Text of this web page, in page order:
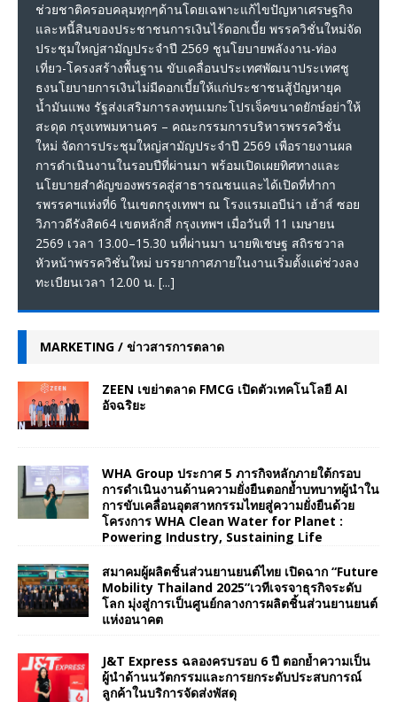
ช่วยชาติครอบคลุมทุกๆด้านโดยเฉพาะแก้ไขปัญหาเศรษฐกิจ
และหนี้สินของประชาชนการเงินไร้ดอกเบี้ย พรรควิชั่นใหม่จัด
ประชุมใหญ่สามัญประจำปี 2569 ชูนโยบายพลังงาน-ท่อง
เที่ยว-โครงสร้างพื้นฐาน ขับเคลื่อนประเทศพัฒนาประเทศชู
ธงนโยบายการเงินไม่มีดอกเบี้ยให้แก่ประชาชนสู้ปัญหายุค
น้ำมันแพง รัฐส่งเสริมการลงทุนเมกะโปรเจ็คขนาดยักษ์อย่าให้
สะดุด กรุงเทพมหานคร – คณะกรรมการบริหารพรรควิชั่น
ใหม่ จัดการประชุมใหญ่สามัญประจำปี 2569 เพื่อรายงานผล
การดำเนินงานในรอบปีที่ผ่านมา พร้อมเปิดเผยทิศทางและ
นโยบายสำคัญของพรรคสู่สาธารณชนและได้เปิดที่ทำกา
รพรรคฯแห่งที่6 ในเขตกรุงเทพฯ ณ โรงแรมเอบีน่า เฮ้าส์ ซอย
วิภาวดีรังสิต64 เขตหลักสี่ กรุงเทพฯ เมื่อวันที่ 11 เมษายน
2569 เวลา 13.00–15.30 นที่ผ่านมา นายพิเชษฐ สถิรชวาล
หัวหน้าพรรควิชั่นใหม่ บรรยากาศภายในงานเริ่มตั้งแต่ช่วงลง
ทะเบียนเวลา 12.00 น. [...]
MARKETING / ข่าวสารการตลาด
ZEEN เขย่าตลาด FMCG เปิดตัวเทคโนโลยี AI
อัจฉริยะ
WHA Group ประกาศ 5 ภารกิจหลักภายใต้กรอบ
การดำเนินงานด้านความยั่งยืนตอกย้ำบทบาทผู้นำใน
การขับเคลื่อนอุตสาหกรรมไทยสู่ความยั่งยืนด้วย
โครงการ WHA Clean Water for Planet :
Powering Industry, Sustaining Life
สมาคมผู้ผลิตชิ้นส่วนยานยนต์ไทย เปิดฉาก “Future
Mobility Thailand 2025”เวทีเจรจาธุรกิจระดับ
โลก มุ่งสู่การเป็นศูนย์กลางการผลิตชิ้นส่วนยานยนต์
แห่งอนาคต
J&T Express ฉลองครบรอบ 6 ปี ตอกย้ำความเป็น
ผู้นำด้านนวัตกรรมและการยกระดับประสบการณ์
ลูกค้าในบริการจัดส่งพัสดุ